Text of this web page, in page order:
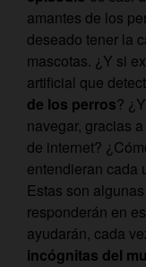
amantes de los
deseado tener la
mascotas. ¿Y si
artificial que
de los perros?
navegar, gracias
de internet?
entendieran cada
Estas son
responderán en
ayudarán, cada
incógnitas del